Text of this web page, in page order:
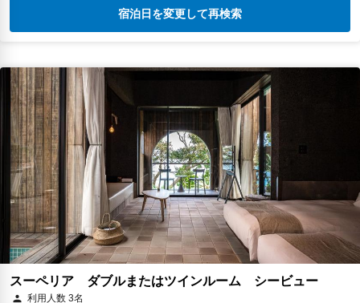
宿泊日を変更して再検索
スーペリア ダブルまたはツインルーム シービュー
利用人数 3名